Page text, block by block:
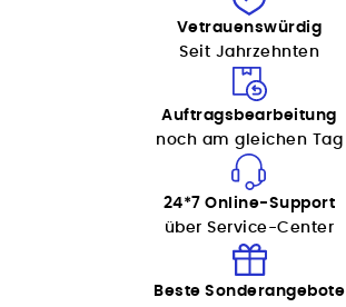
Vetrauenswürdig
Seit Jahrzehnten
Auftragsbearbeitung
noch am gleichen Tag
24*7 Online-Support
über Service-Center
Beste Sonderangebote